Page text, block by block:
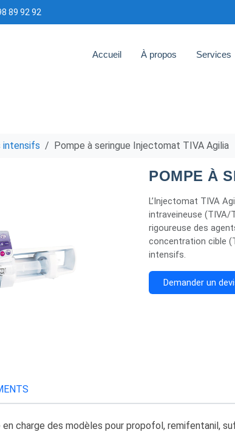
89 92 92
Accueil À propos Services
intensifs Pompe à seringue Injectomat TIVA Agilia
POMPE À
L’Injectomat TIVA
intraveineuse
rigoureuse des
concentration cible
intensifs.
Demander un
charge des modèles pour propofol, remifentanil,